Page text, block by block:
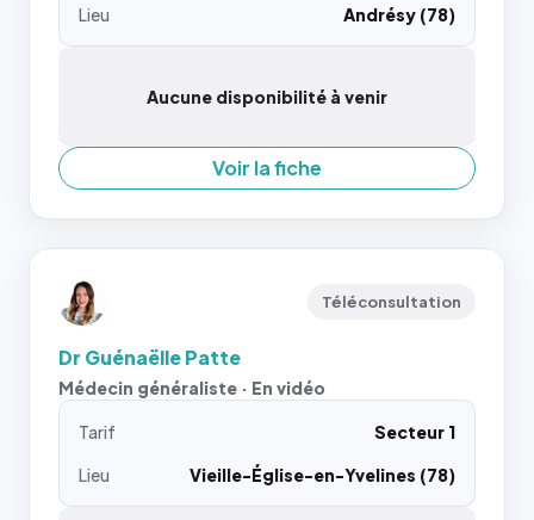
Lieu
Andrésy (78)
Aucune disponibilité à venir
Voir la fiche
Téléconsultation
Dr Guénaëlle Patte
Médecin généraliste · En vidéo
Tarif
Secteur 1
Lieu
Vieille-Église-en-Yvelines (78)